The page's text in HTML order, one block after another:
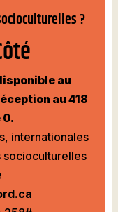
?
au
au 418
0.
internationales
socioculturelles